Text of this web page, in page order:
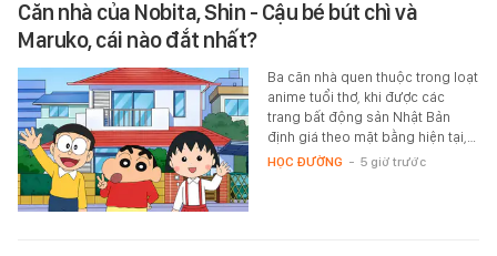
Căn nhà của Nobita, Shin - Cậu bé bút chì và
Maruko, cái nào đắt nhất?
Ba căn nhà quen thuộc trong loạt
anime tuổi thơ, khi được các
trang bất động sản Nhật Bản
định giá theo mặt bằng hiện tại,…
HỌC ĐƯỜNG - 5 giờ trước